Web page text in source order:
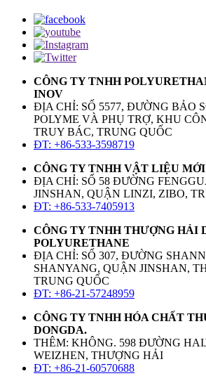
CÔNG TY TNHH
INOV
ĐỊA CHỈ: SỐ 5577, ĐƯỜNG BẢO
POLYME VÀ PHỤ TRỢ, KHU
TRUY BÁC, TRUNG QUỐC
ĐT: +86-533-3598719
CÔNG TY TNHH VẬT LIỆU
ĐỊA CHỈ: SỐ 58 ĐƯỜNG
JINSHAN, QUẬN LINZI, ZIBO,
ĐT: +86-533-7405913
CÔNG TY TNHH THƯỢNG HẢI
POLYURETHANE
ĐỊA CHỈ: SỐ 307, ĐƯỜNG
SHANYANG, QUẬN JINSHAN,
TRUNG QUỐC
ĐT: +86-21-57248959
CÔNG TY TNHH HÓA CHẤT
DONGDA.
THÊM: KHÔNG. 598 ĐƯỜNG
WEIZHEN, THƯỢNG HẢI
ĐT: +86-21-60570688